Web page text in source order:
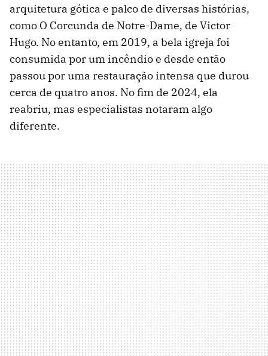
arquitetura gótica e palco de diversas histórias,
como O Corcunda de Notre-Dame, de Victor
Hugo. No entanto, em 2019, a bela igreja foi
consumida por um incêndio e desde então
passou por uma restauração intensa que durou
cerca de quatro anos. No fim de 2024, ela
reabriu, mas especialistas notaram algo
diferente.